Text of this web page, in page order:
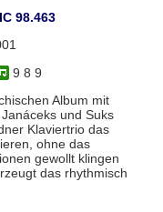
98.463
9 8 9
Album mit
und Suks
Klaviertrio das
ohne das
gewollt klingen
das rhythmisch